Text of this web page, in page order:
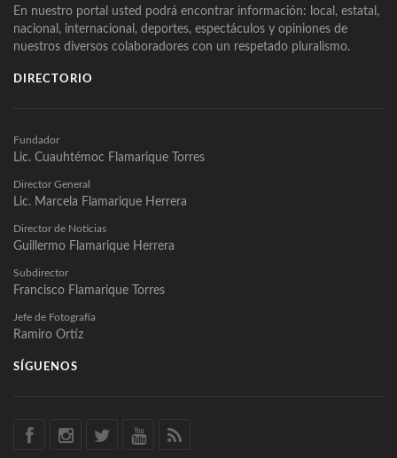
En nuestro portal usted podrá encontrar información: local, estatal,
nacional, internacional, deportes, espectáculos y opiniones de
nuestros diversos colaboradores con un respetado pluralismo.
DIRECTORIO
Fundador
Lic. Cuauhtémoc Flamarique Torres
Director General
Lic. Marcela Flamarique Herrera
Director de Noticias
Guillermo Flamarique Herrera
Subdirector
Francisco Flamarique Torres
Jefe de Fotografía
Ramiro Ortíz
SÍGUENOS